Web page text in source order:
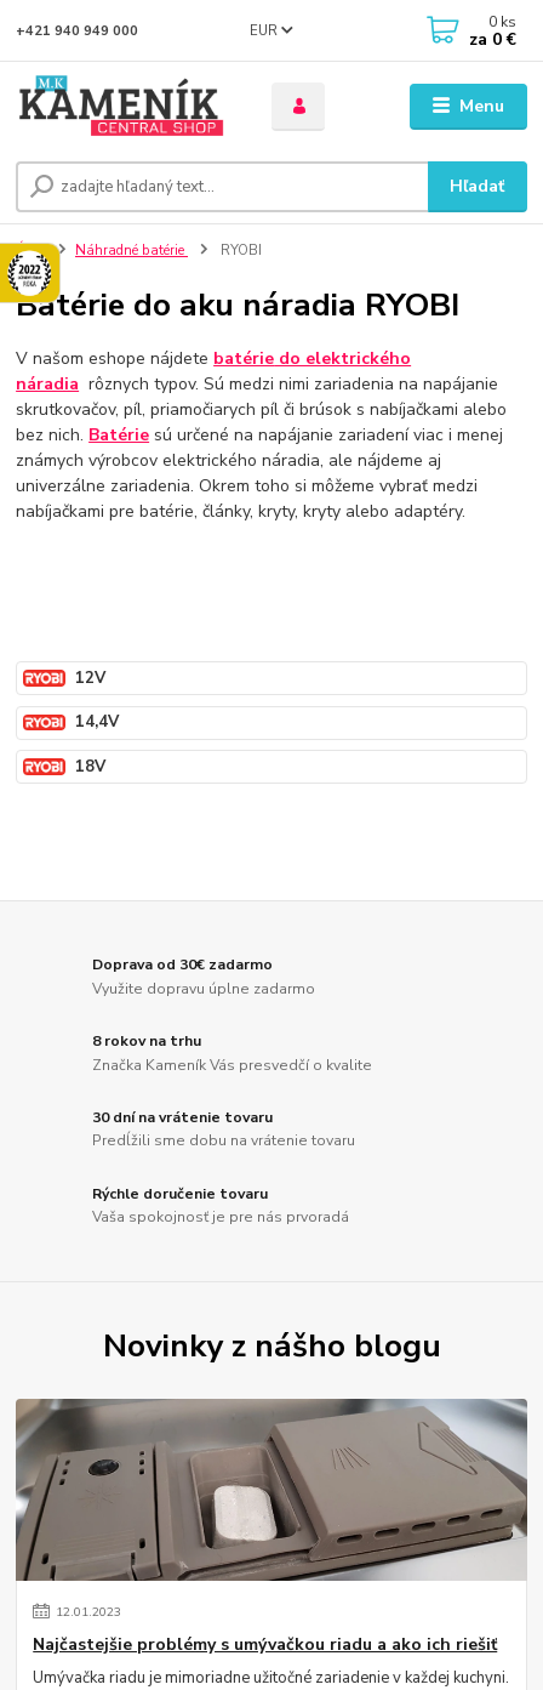
Menu
EUR
Hľadať
+421 940 949 000 0 ks
za 0 €
Úvod Náhradné batérie RYOBI
Batérie do aku náradia RYOBI
V našom eshope nájdete batérie do elektrického
náradia rôznych typov. Sú medzi nimi zariadenia na napájanie
skrutkovačov, píl, priamočiarych píl či brúsok s nabíjačkami alebo
bez nich. Batérie sú určené na napájanie zariadení viac i menej
známych výrobcov elektrického náradia, ale nájdeme aj
univerzálne zariadenia. Okrem toho si môžeme vybrať medzi
nabíjačkami pre batérie, články, kryty, kryty alebo adaptéry.
12V
14,4V
18V
Doprava od 30€ zadarmo
Využite dopravu úplne zadarmo
8 rokov na trhu
Značka Kameník Vás presvedčí o kvalite
30 dní na vrátenie tovaru
Predĺžili sme dobu na vrátenie tovaru
Rýchle doručenie tovaru
Vaša spokojnosť je pre nás prvoradá
Novinky z nášho blogu
12.01.2023
Najčastejšie problémy s umývačkou riadu a ako ich riešiť
Umývačka riadu je mimoriadne užitočné zariadenie v každej kuchyni.